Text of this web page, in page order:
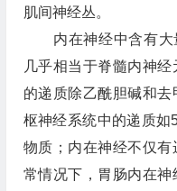
肌间神经丛。
内在神经中含有大
几乎相当于脊髓内神
的递质除乙酰胆碱和
枢神经系统中的递质如
物质；内在神经不仅
常情况下，胃肠内在